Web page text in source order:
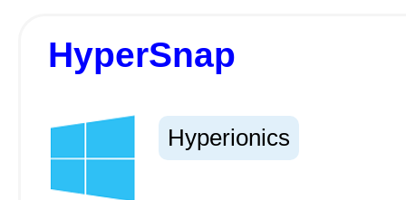
HyperSnap
Hyperionics